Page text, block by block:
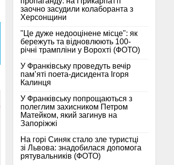
заочно засудили колаборанта з
Херсонщини
"Це дуже недооцінене місце": як
бережуть та відновлюють 100-
річні трампліни у Ворохті (ФОТО)
У Франківську проведуть вечір
пам’яті поета-дисидента Ігоря
Калинця
У Франківську попрощаються з
полеглим захисником Петром
Матейком, який загинув на
Запоріжжі
На горі Синяк стало зле туристці
зі Львова: знадобилася допомога
рятувальників (ФОТО)